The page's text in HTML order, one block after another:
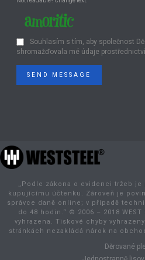
Souhlasím s tím, aby společnost
shromažďovala mé údaje
SEND MESSAGE
„Podle zákona o evidenci tržeb
kupujícímu účtenku. Zároveň je
správce daně online; v případě
do 48 hodin.“ © 2006 – 2018 WEST
vyhrazena. Tiskové chyby
stránkách nezakládá nárok na
Děrované